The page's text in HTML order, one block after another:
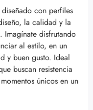
con perfiles
la calidad y la
Imagínate disfrutando
al estilo, en un
y buen gusto. Ideal
buscan resistencia
únicos en un